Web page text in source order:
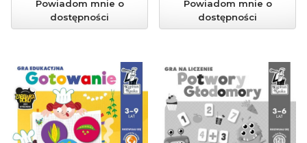
Powiadom mnie o
dostępności
Powiadom mnie o
dostępności